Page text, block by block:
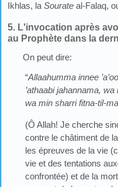
Ikhlas, laSourate al-Falaq,
5. L'invocation après
au Prophète dans la
On peut dire:
“Allaahumma innee ’
’athaabi jahannama,
wa min sharri fitna-til-
(Ô Allah! Je cherche
contre le châtiment de
les épreuves de la vie
vie et des tentations
confrontée) et de la